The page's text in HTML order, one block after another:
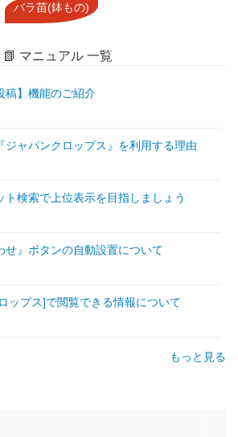
バラ苗(鉢もの)
📗 マニュアル 一覧
稿】機能のご紹介
ジャパンクロップス』を利用する理由
ト検索で上位表示を目指しましょう
せ』ボタンの自動設置について
ップス]で閲覧できる情報について
もっと見る